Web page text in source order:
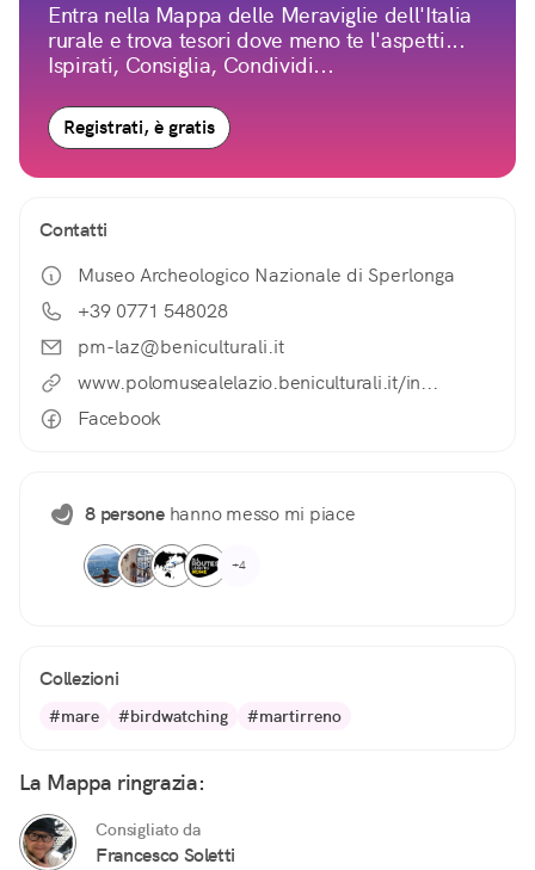
Entra nella Mappa delle Meraviglie dell'Italia
rurale e trova tesori dove meno te l'aspetti...
Ispirati, Consiglia, Condividi...
Registrati, è gratis
Contatti
Museo Archeologico Nazionale di Sperlonga
+39 0771 548028
pm-laz@beniculturali.it
www.polomusealelazio.beniculturali.it/in...
Facebook
8 personehanno messo mi piace
+4
Collezioni
#mare #birdwatching #martirreno
La Mappa ringrazia:
Consigliato da
Francesco Soletti